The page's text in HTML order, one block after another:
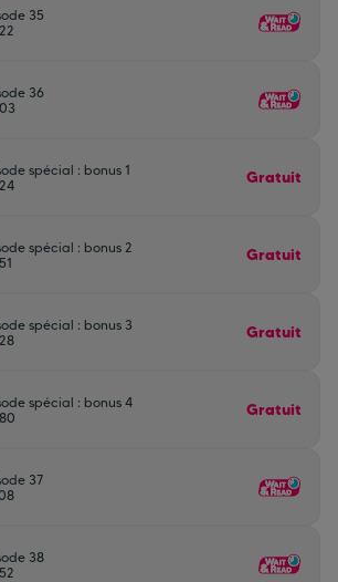
35
36
spécial : bonus 1
Gratuit
spécial : bonus 2
Gratuit
spécial : bonus 3
Gratuit
spécial : bonus 4
Gratuit
37
38